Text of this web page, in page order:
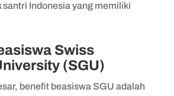
santri Indonesia yang memiliki
Swiss
(SGU)
benefit beasiswa SGU adalah